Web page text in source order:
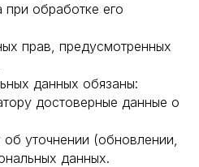
обработке его
прав, предусмотренных
данных обязаны:
достоверные данные о
уточнении (обновлении,
данных.